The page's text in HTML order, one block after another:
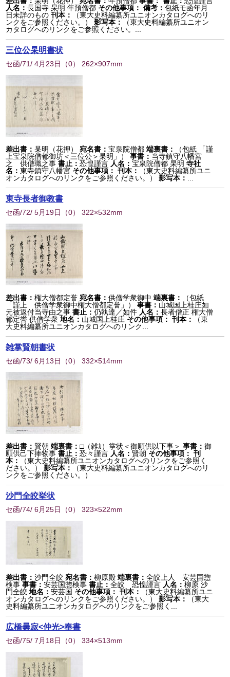
人名：長国寺 杲明 年預僧都 その他事項： 備考：包紙モ函年月
日未詳のもの 刊本：
（東大史料編纂所ユニオンカタログへのリ
ンクをご参照ください。）
影写本：
（東大史料編纂所ユニオン
カタログへのリンクをご参照ください。...
三位公杲明書状
セ函/71/ 4月23日 （0） 262×907mm
差出書：杲明（花押） 宛名書：宝泉院僧都 端裏書：
（包紙 「謹
上宝泉院僧都御坊＜三位公＞杲明」）
事書： 当寺鎮守八幡宮
之 供僧職之事書止：恐惶謹言 人名：宝泉院僧都 杲明 寺社
名：東寺鎮守八幡宮 その他事項： 刊本：
（東大史料編纂所ユニ
オンカタログへのリンクをご参照ください。）
影写本：
東寺長者御教書
セ函/72/ 5月19日 （0） 322×532mm
差出書：権大僧都定誉 宛名書：供僧学衆御中 端裏書：
（包紙
「謹上 供僧学衆御中権大僧都定誉」）
事書： 山城国上桂庄如
元被返付当寺由之事書止：仍執達／如件 人名：長者僧正 権大僧
都定誉 供僧学衆 地名： 山城国上桂庄 その他事項： 刊本：
（東
大史料編纂所ユニオンカタログへのリンク...
雑掌賢朝書状
セ函/73/ 6月13日 （0） 332×514mm
差出書： 賢朝 端裏書：□（雑ｶ）掌状＜御願供以下事＞ 事書：御
願供己下捧物事書止：恐々謹言 人名： 賢朝 その他事項： 刊
本：
（東大史料編纂所ユニオンカタログへのリンクをご参照く
ださい。）
影写本：
（東大史料編纂所ユニオンカタログへのリ
ンクをご参照ください。）
沙門全皎挙状
セ函/74/ 6月25日 （0） 323×522mm
差出書：沙門全皎 宛名書：柳原殿 端裏書：全皎上人 安芸国惣
検事 事書：安芸国惣検事書止：全皎 恐惶謹言 人名：柳原 沙
門全皎 地名：安芸国 その他事項： 刊本：
（東大史料編纂所ユニ
オンカタログへのリンクをご参照ください。）
影写本：
（東大
史料編纂所ユニオンカタログへのリンクをご参照く...
広橋曇寂<仲光>奉書
セ函/75/ 7月18日 （0） 334×513mm